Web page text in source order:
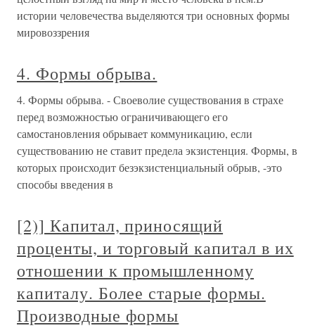
истории человечества выделяются три основных формы
мировоззрения
4. Формы обрыва.
4. Формы обрыва. - Своеволие существования в страхе
перед возможностью ограничивающего его
самостановления обрывает коммуникацию, если
существованию не ставит предела экзистенция. Формы, в
которых происходит безэкзистенциальный обрыв, -это
способы введения в
[2)] Капитал, приносящий
проценты, и торговый капитал в их
отношении к промышленному
капиталу. Более старые формы.
Производные формы